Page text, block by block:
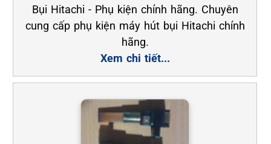
Bụi Hitachi - Phụ kiện chính hãng. Chuyên
cung cấp phụ kiện máy hút bụi Hitachi chính
hãng.
Xem chi tiết...